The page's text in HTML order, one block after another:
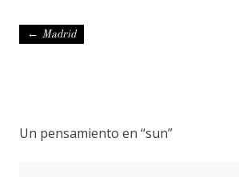
Navegación de entradas
← Madrid
Un pensamiento en “sun”